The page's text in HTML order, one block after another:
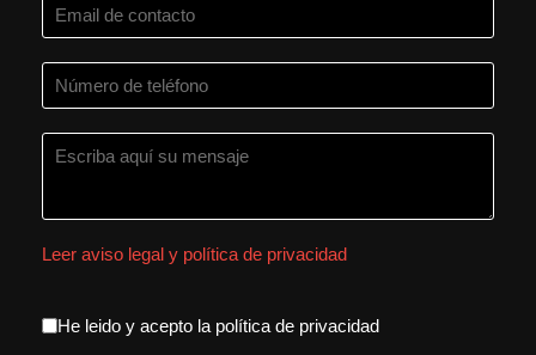
Leer aviso legal y política de privacidad
aceptacion política de
He leido y acepto la política de privacidad